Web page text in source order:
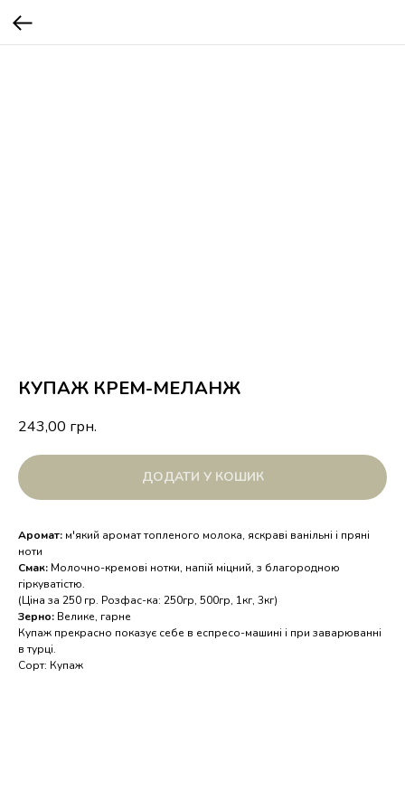
КУПАЖ КРЕМ-МЕЛАНЖ
243,00 грн.
ДОДАТИ У КОШИК
Аромат: м'який аромат топленого молока, яскраві ванільні і пряні
ноти
Смак: Молочно-кремові нотки, напій міцний, з благородною
гіркуватістю.
(Ціна за 250 гр. Розфас-ка: 250гр, 500гр, 1кг, 3кг)
Зерно: Велике, гарне
Купаж прекрасно показує себе в еспресо-машині і при заварюванні
в турці.
Сорт: Купаж